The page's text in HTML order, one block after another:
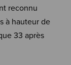
reconnu
à hauteur de
33 après